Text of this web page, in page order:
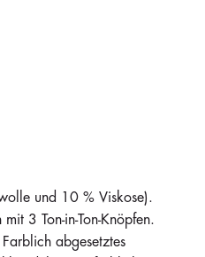
und 10 % Viskose).
3 Ton-in-Ton-Knöpfen.
abgesetztes